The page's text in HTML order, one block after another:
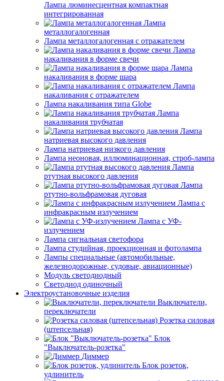
Лампа люминесцентная компактная
интегрированная
Лампа
металлогалогенная
Лампа металлогалогенная с отражателем
Лампа
накаливания в форме свечи
Лампа
накаливания в форме шара
Лампа
накаливания с отражателем
Лампа накаливания типа Globe
Лампа
накаливания трубчатая
Лампа
натриевая высокого давления
Лампа натриевая низкого давления
Лампа неоновая, иллюминационная, строб-лампа
Лампа
ртутная высокого давления
Лампа
ртутно-вольфрамовая дуговая
Лампа с
инфракрасным излучением
Лампа с УФ-
излучением
Лампа сигнальная светофора
Лампа студийная, проекционная и фотолампа
Лампы специальные (автомобильные,
железнодорожные, судовые, авиационные)
Модуль светодиодный
Светодиод одиночный
Электроустановочные изделия
Выключатели,
переключатели
Розетка силовая
(штепсельная)
Блок
"Выключатель-розетка"
Диммер
Блок розеток,
удлинитель